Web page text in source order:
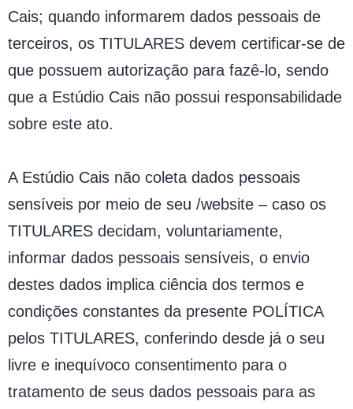
Cais; quando informarem dados pessoais de
terceiros, os TITULARES devem certificar-se de
que possuem autorização para fazê-lo, sendo
que a Estúdio Cais não possui responsabilidade
sobre este ato.
A Estúdio Cais não coleta dados pessoais
sensíveis por meio de seu /website – caso os
TITULARES decidam, voluntariamente,
informar dados pessoais sensíveis, o envio
destes dados implica ciência dos termos e
condições constantes da presente POLÍTICA
pelos TITULARES, conferindo desde já o seu
livre e inequívoco consentimento para o
tratamento de seus dados pessoais para as